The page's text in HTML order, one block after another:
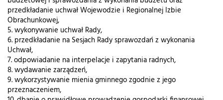
przedkładanie uchwał Wojewodzie i Regionalnej Izbie
Obrachunkowej,
5. wykonywanie uchwał Rady,
6. przedkładanie na Sesjach Rady sprawozdań z wykonania
Uchwał,
7. odpowiadanie na interpelacje i zapytania radnych,
8. wydawanie zarządzeń,
9. wykorzystywanie mienia gminnego zgodnie z jego
przeznaczeniem,